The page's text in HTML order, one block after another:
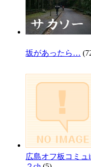
坂があったら…
広島オフ板コミュ